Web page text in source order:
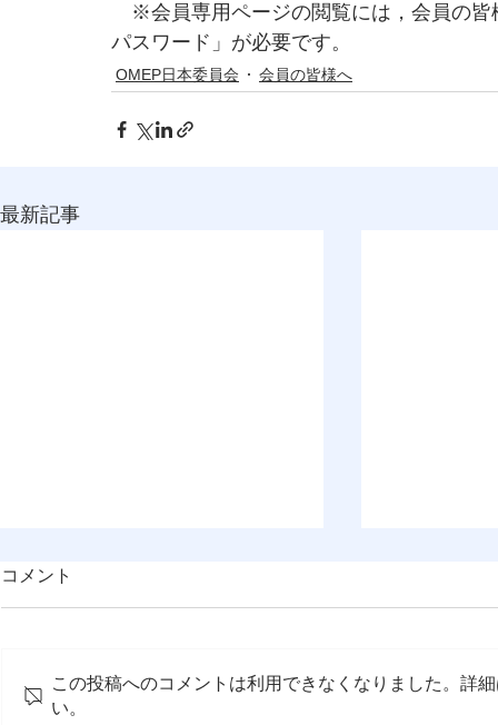
※会員専用ページの閲覧には，会員の皆
パスワード」が必要です。
OMEP日本委員会 会員の皆様へ
最新記事
コメント
この投稿へのコメントは利用できなくなりました。詳
い。